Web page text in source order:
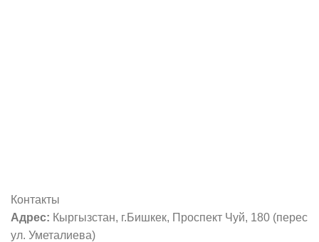
Контакты
Адрес: Кыргызстан, г.Бишкек, Проспект Чуй, 180 (перес
ул. Уметалиева)